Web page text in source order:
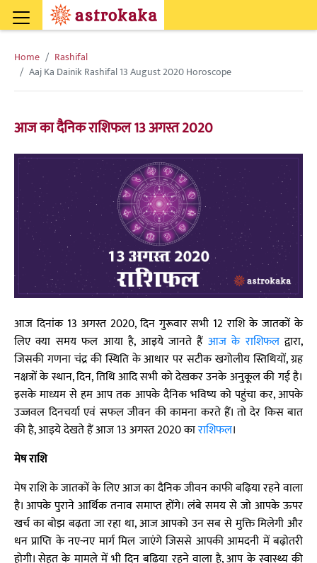
Home
Rashifal
Aaj Ka Dainik Rashifal 13 August 2020 Horoscope
आज का दैनिक राशिफल 13 अगस्त 2020
आज दिनांक 13 अगस्त 2020, दिन गुरूवार सभी 12 राशि के जातकों के
लिए क्या समय फल आया है, आइये जानते हैं आज के राशिफलद्वारा,
जिसकी गणना चंद्र की स्थिति के आधार पर सटीक खगोलीय स्तिथियों, ग्रह
नक्षत्रों के स्थान, दिन, तिथि आदि सभी को देखकर उनके अनुकूल की गई है।
इसके माध्यम से हम आप तक आपके दैनिक भविष्य को पहुंचा कर, आपके
उज्जवल दिनचर्या एवं सफल जीवन की कामना करते हैं। तो देर किस बात
की है, आइये देखते हैं आज 13 अगस्त 2020 काराशिफल।
मेष राशि
मेष राशि के जातकों के लिए आज का दैनिक जीवन काफी बढ़िया रहने वाला
है। आपके पुराने आर्थिक तनाव समाप्त होंगे। लंबे समय से जो आपके ऊपर
खर्च का बोझ बढ़ता जा रहा था, आज आपको उन सब से मुक्ति मिलेगी और
धन प्राप्ति के नए-नए मार्ग मिल जाएंगे जिससे आपकी आमदनी में बढ़ोतरी
होगी। सेहत के मामले में भी दिन बढ़िया रहने वाला है, आप के स्वास्थ्य की